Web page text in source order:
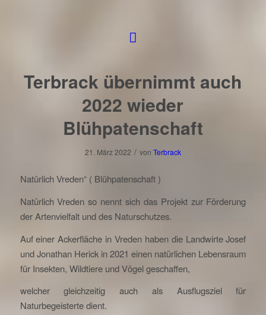
Terbrack übernimmt auch
2022 wieder
Blühpatenschaft
21. März 2022 / von Terbrack
Natürlich Vreden“ ( Blühpatenschaft )
Natürlich Vreden so nennt sich das Projekt zur Förderung
der Artenvielfalt und des Naturschutzes.
Auf einer Ackerfläche in Vreden haben die Landwirte Josef
und Jonathan Herick in 2021 einen natürlichen Lebensraum
für Insekten, Wildtiere und Vögel geschaffen,
welcher gleichzeitig auch als Ausflugsziel für
Naturbegeisterte dient.